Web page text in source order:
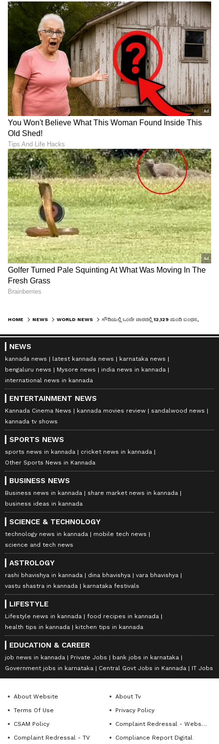
HOME NEWS WORLD NEWS
NEWS
kannada news latest kannada news
karnataka news
bengaluru news
Mysore news
india news in kannada
international news in kannada
ENTERTAINMENT NEWS
Kannada Cinema News kannada movies review
sandalwood news
kannada tv shows
SPORTS NEWS
sports news in kannada
cricket news in kannada
Other Sports News in Kannada
BUSINESS NEWS
Business news in kannada
share market news in kannada
business ideas in kannada
SCIENCE & TECHNOLOGY
technology news in kannada
mobile tech news
science and tech news
ASTROLOGY
rashi bhavishya in kannada dina bhavishya
vara bhavishya
vastu shastra in kannada
karnataka festivals
LIFESTYLE
Lifestyle news in kannada
food recipes in kannada
health tips in kannada
kitchen tips in kannada
EDUCATION & CAREER
job news in kannada Private Jobs
bank jobs in karnataka
Government jobs in karnataka
Central Govt Jobs in Kannada IT Jobs
About Website
About Tv
Terms Of Use
Privacy Policy
CSAM Policy
Complaint Redressal - Website
Complaint Redressal - TV
Compliance Report Digital